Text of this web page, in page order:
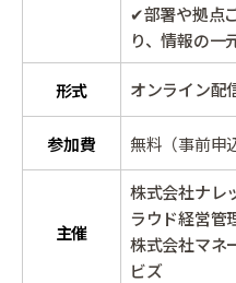
✔部署や拠点
り、情報の一
形式 オンライン配
参加費 無料（事前申
主催
株式会社ナレ
ラウド経営管
株式会社マネ
ビズ